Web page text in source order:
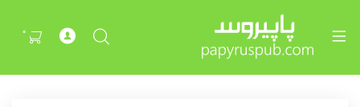
0